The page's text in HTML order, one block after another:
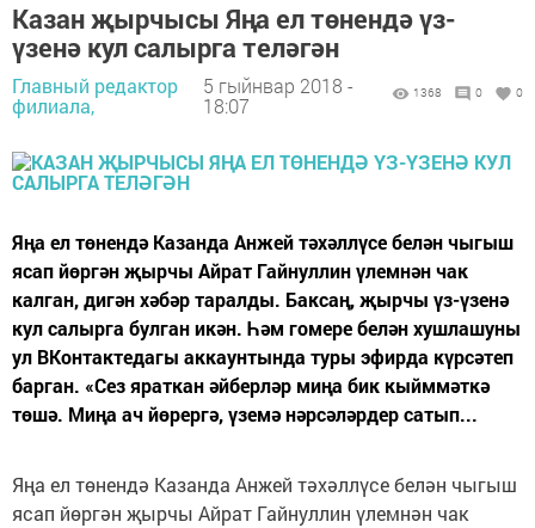
Казан җырчысы Яңа ел төнендә үз-
үзенә кул салырга теләгән
Главный редактор
филиала,
5 гыйнвар 2018 -
18:07
1368 0 0
Яңа ел төнендә Казанда Анжей тәхәллүсе белән чыгыш
ясап йөргән җырчы Айрат Гайнуллин үлемнән чак
калган, дигән хәбәр таралды. Баксаң, җырчы үз-үзенә
кул салырга булган икән. Һәм гомере белән хушлашуны
ул ВКонтактедагы аккаунтында туры эфирда күрсәтеп
барган. «Сез яраткан әйберләр миңа бик кыйммәткә
төшә. Миңа ач йөрергә, үземә нәрсәләрдер сатып...
Яңа ел төнендә Казанда Анжей тәхәллүсе белән чыгыш
ясап йөргән җырчы Айрат Гайнуллин үлемнән чак